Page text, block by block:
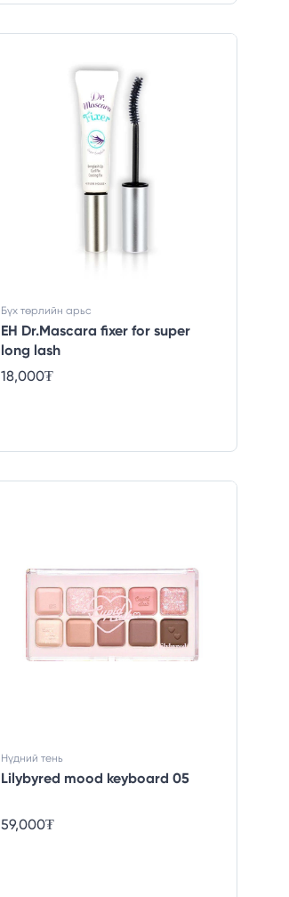
EH Dr.Mascara fixer for super
long lash
Бүх төрлийн арьс
18,000₮
Lilybyred mood keyboard 05
Нүдний тень
59,000₮